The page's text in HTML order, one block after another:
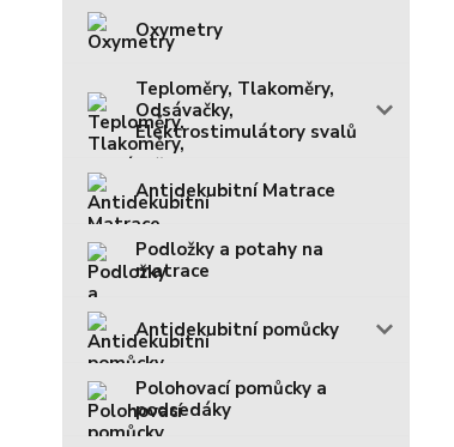
Oxymetry
Teploměry, Tlakoměry,
Odsávačky,
Elektrostimulátory svalů
Antidekubitní Matrace
Podložky a potahy na
matrace
Antidekubitní pomůcky
Polohovací pomůcky a
podsedáky